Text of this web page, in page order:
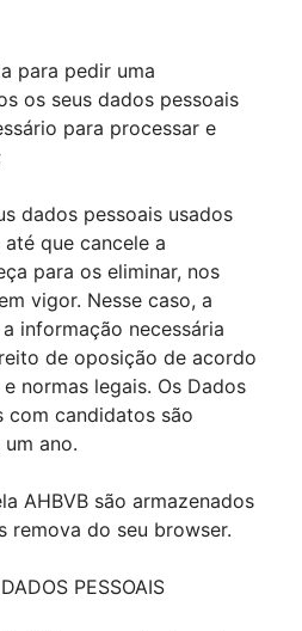
para pedir uma
os seus dados pessoais
para processar e
dados pessoais usados
que cancele a
para os eliminar, nos
vigor. Nesse caso, a
informação necessária
de oposição de acordo
normas legais. Os Dados
com candidatos são
ano.
AHBVB são armazenados
remova do seu browser.
PESSOAIS